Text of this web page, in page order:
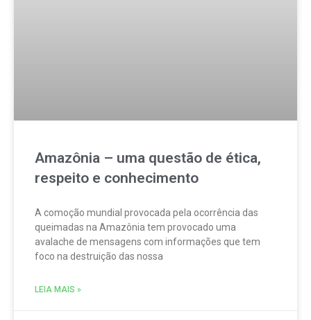
Amazônia – uma questão de ética,
respeito e conhecimento
A comoção mundial provocada pela ocorrência das
queimadas na Amazônia tem provocado uma
avalache de mensagens com informações que tem
foco na destruição das nossa
LEIA MAIS »